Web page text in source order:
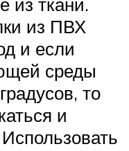
из ПВХ
и если
среды
то
и